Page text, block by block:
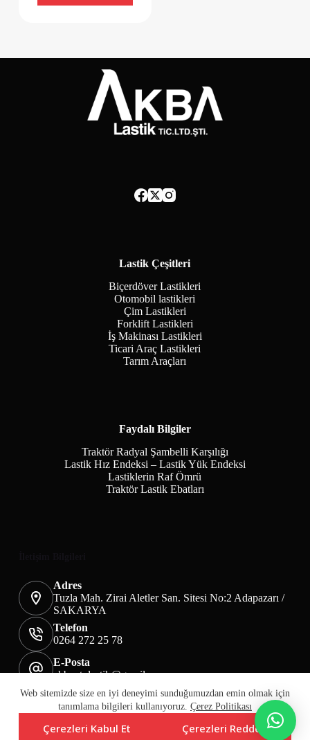
Web sitemizde size en iyi deneyimi sunduğumuzdan emin olmak için
tanımlama bilgileri kullanıyoruz. Çerez Politikası
Çerezleri Kabul Et Çerezleri Reddet
Lastik Çeşitleri
Biçerdöver Lastikleri
Otomobil lastikleri
Çim Lastikleri
Forklift Lastikleri
İş Makinası Lastikleri
Ticari Araç Lastikleri
Tarım Araçları
Faydalı Bilgiler
Traktör Radyal Şambelli Karşılığı
Lastik Hız Endeksi – Lastik Yük Endeksi
Lastiklerin Raf Ömrü
Traktör Lastik Ebatları
Adres
Tuzla Mah. Zirai Aletler San. Sitesi No:2 Adapazarı /
SAKARYA
Telefon
0264 272 25 78
E-Posta
akbaotolastik@gmail.com
Mesafeli Satış Sözleşmesi
Teslimat&İade
Üyelik KVKK Sayfası
Çerez Politikası